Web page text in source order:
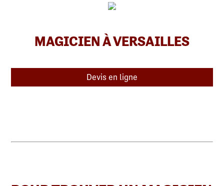
MAGICIEN À VERSAILLES
Devis en ligne